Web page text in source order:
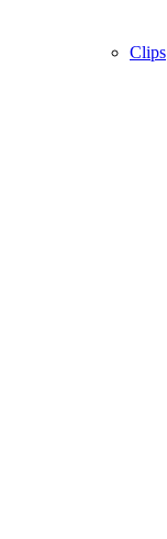
Clips